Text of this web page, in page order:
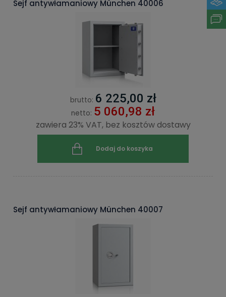
Sejf antywłamaniowy München 40006
brutto: 6 225,00 zł
netto: 5 060,98 zł
zawiera 23% VAT, bez kosztów dostawy
Dodaj do koszyka
Sejf antywłamaniowy München 40007